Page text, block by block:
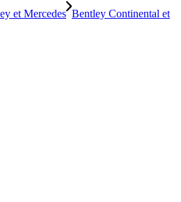
et Mercedes Bentley Continental et